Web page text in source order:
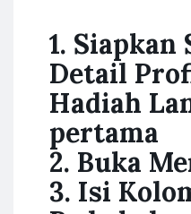
1. Siapkan
Detail
Hadiah
pertama
2. Buka
3. Isi